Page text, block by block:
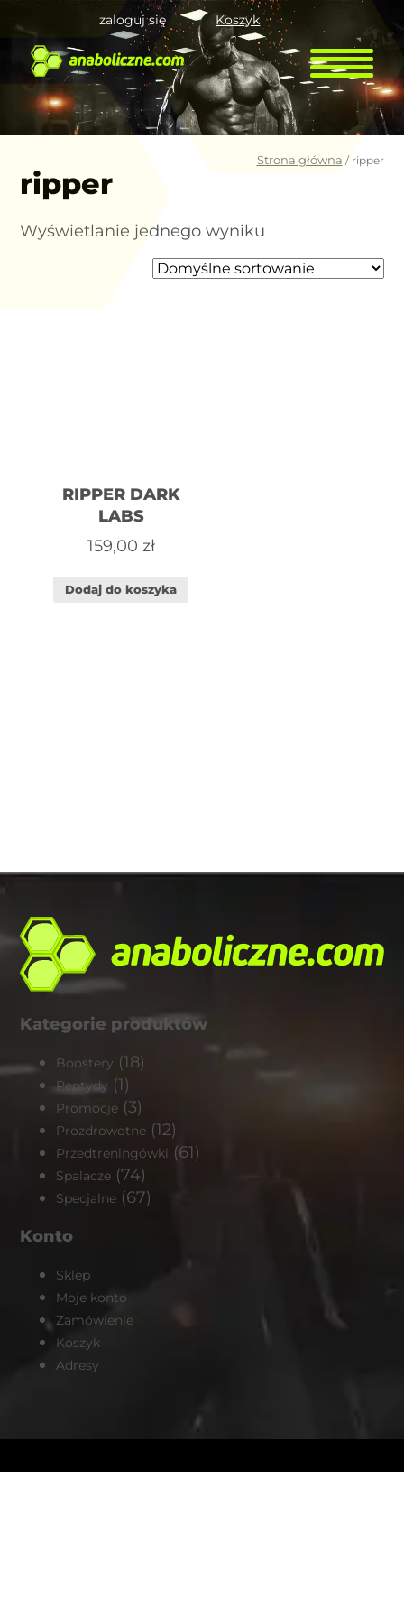
Koszyk
zaloguj się
Strona główna / ripper
ripper
Wyświetlanie jednego wyniku
RIPPER DARK
LABS
159,00 zł
Dodaj do koszyka
Kategorie produktów
Boostery (18)
Peptydy (1)
Promocje (3)
Prozdrowotne (12)
Przedtreningówki (61)
Spalacze (74)
Specjalne (67)
Konto
Sklep
Moje konto
Zamówienie
Koszyk
Adresy
Продвижение интернет-магазина анаболиков в Польше от